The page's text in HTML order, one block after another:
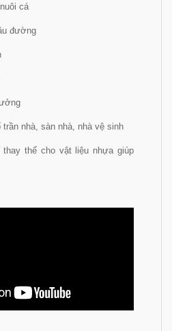
cá
đường
nhà, sàn nhà, nhà vệ sinh
thế cho vật liệu nhựa giúp